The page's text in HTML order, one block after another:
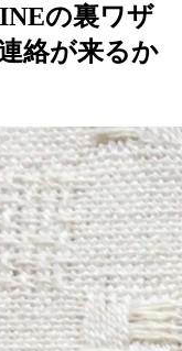
の裏ワザ
絡が来るか